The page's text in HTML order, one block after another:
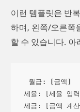
이런 템플릿은 반
하며, 왼쪽/오른쪽
할 수 있습니다.
월급: [금액]
세율: [세율 입
세금: [금액 계